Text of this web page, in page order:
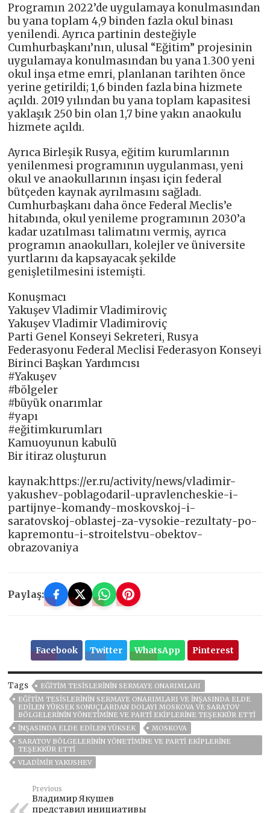
Programın 2022’de uygulamaya konulmasından
bu yana toplam 4,9 binden fazla okul binası
yenilendi. Ayrıca partinin desteğiyle
Cumhurbaşkanı’nın, ulusal “Eğitim” projesinin
uygulamaya konulmasından bu yana 1.300 yeni
okul inşa etme emri, planlanan tarihten önce
yerine getirildi; 1,6 binden fazla bina hizmete
açıldı. 2019 yılından bu yana toplam kapasitesi
yaklaşık 250 bin olan 1,7 bine yakın anaokulu
hizmete açıldı.
Ayrıca Birleşik Rusya, eğitim kurumlarının
yenilenmesi programının uygulanması, yeni
okul ve anaokullarının inşası için federal
bütçeden kaynak ayrılmasını sağladı.
Cumhurbaşkanı daha önce Federal Meclis’e
hitabında, okul yenileme programının 2030’a
kadar uzatılması talimatını vermiş, ayrıca
programın anaokulları, kolejler ve üniversite
yurtlarını da kapsayacak şekilde
genişletilmesini istemişti.
Konuşmacı
Yakuşev Vladimir Vladimiroviç
Yakuşev Vladimir Vladimiroviç
Parti Genel Konseyi Sekreteri, Rusya
Federasyonu Federal Meclisi Federasyon Konseyi
Birinci Başkan Yardımcısı
#Yakuşev
#bölgeler
#büyük onarımlar
#yapı
#eğitimkurumları
Kamuoyunun kabulü
Bir itiraz oluşturun
kaynak:https://er.ru/activity/news/vladimir-
yakushev-poblagodaril-upravlencheskie-i-
partijnye-komandy-moskovskoj-i-
saratovskoj-oblastej-za-vysokie-rezultaty-po-
kapremontu-i-stroitelstvu-obektov-
obrazovaniya
Paylaş:
Facebook Twitter WhatsApp Pinterest
Tags
EĞITIM TESISLERININ SERMAYE ONARIMLARI
EĞITIM TESISLERININ SERMAYE ONARIMLARI VE INŞASINDA ELDE
EDILEN YÜKSEK SONUÇLARDAN DOLAYI MOSKOVA VE SARATOV
BÖLGELERININ YÖNETIMINE VE PARTI EKIPLERINE TEŞEKKÜR ETTI
INŞASINDA ELDE EDILEN YÜKSEK
MOSKOVA
SARATOV BÖLGELERININ YÖNETIMINE VE PARTI EKIPLERINE
TEŞEKKÜR ETTI
VLADIMIR YAKUSHEV
Previous
Владимир Якушев
представил инициативы